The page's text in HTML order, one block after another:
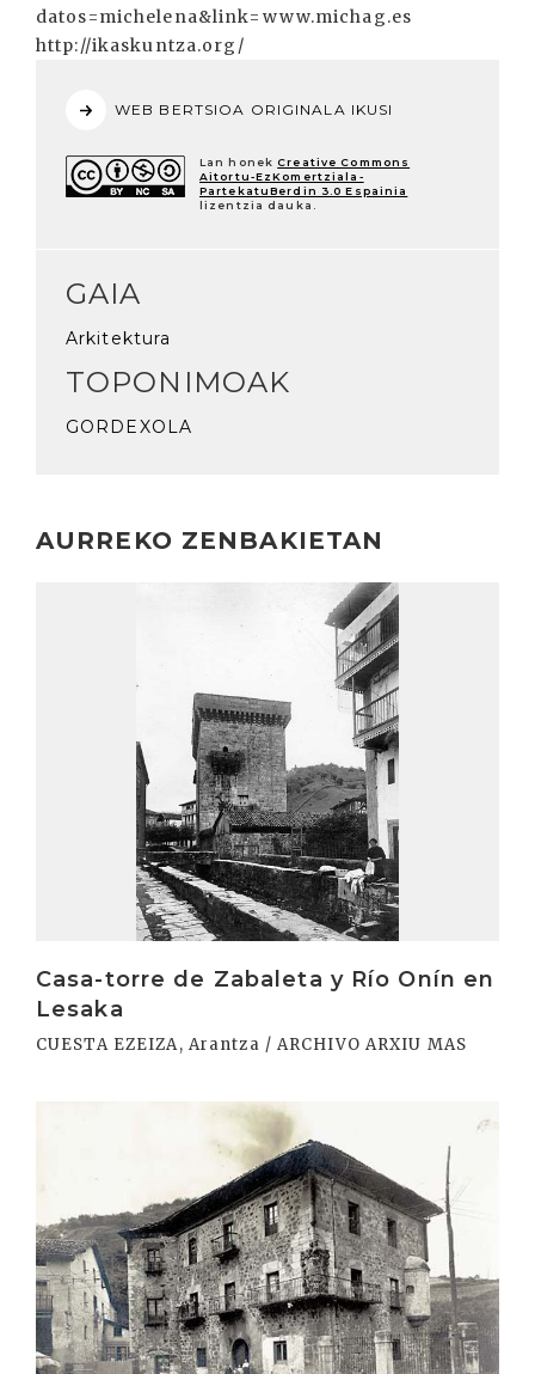
datos=michelena&link=www.michag.es
http://ikaskuntza.org/
WEB BERTSIOA ORIGINALA IKUSI
Lan honek Creative Commons
Aitortu-EzKomertziala-
PartekatuBerdin 3.0 Espainia
lizentzia dauka.
GAIA
Arkitektura
TOPONIMOAK
GORDEXOLA
AURREKO ZENBAKIETAN
Casa-torre de Zabaleta y Río Onín en
Lesaka
CUESTA EZEIZA, Arantza / ARCHIVO ARXIU MAS